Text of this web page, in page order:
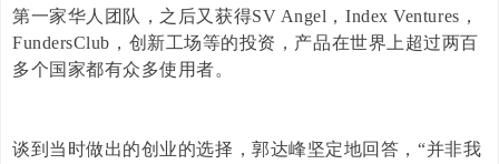
第一家华人团队，之后又获得SV Angel ， Index Ventures ，
FundersClub ，创新工场等的投资，产品在世界上超过两百
多个国家都有众多使用者。
谈到当时做出的创业的选择，郭达峰坚定地回答，“并非我